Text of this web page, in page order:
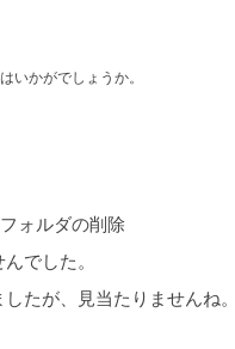
いかがでしょうか。
ォルダの削除
でした。
たが、見当たりませんね。